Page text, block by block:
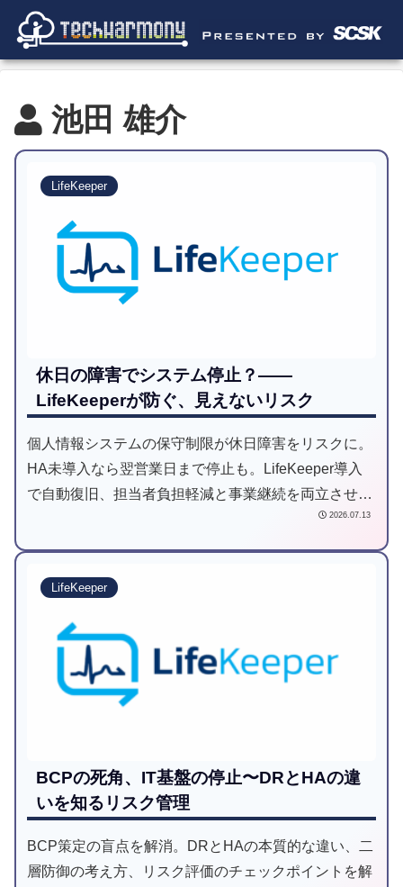
池田 雄介
LifeKeeper
休日の障害でシステム停止？——
LifeKeeperが防ぐ、見えないリスク
個人情報システムの保守制限が休日障害をリスクに。
HA未導入なら翌営業日まで停止も。LifeKeeper導入
で自動復旧、担当者負担軽減と事業継続を両立させる
2026.07.13
LifeKeeper
BCPの死角、IT基盤の停止〜DRとHAの違
いを知るリスク管理
BCP策定の盲点を解消。DRとHAの本質的な違い、二
層防御の考え方、リスク評価のチェックポイントを解